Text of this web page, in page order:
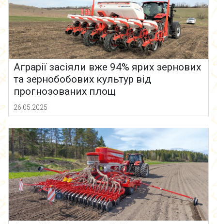
Аграрії засіяли вже 94% ярих зернових
та зернобобових культур від
прогнозованих площ
26.05.2025